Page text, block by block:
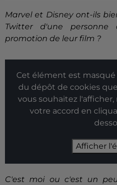
Marvel et Disney ont-ils
Twitter d'une
promotion de leur film ?
Cet élément est
du dépôt de cookies
vous souhaitez
votre accord en
Afficher
C'est moi ou c'est un